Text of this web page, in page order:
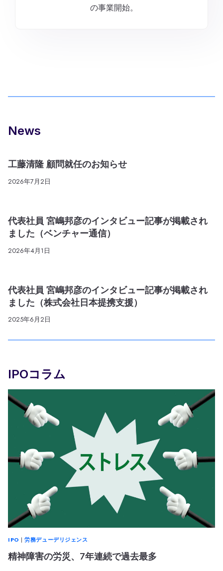
の事業開始。
News
工藤清隆 顧問就任のお知らせ
2026年7月2日
代表社員 宮嶋邦彦のインタビュー記事が掲載され
ました（ベンチャー通信）
2026年4月1日
代表社員 宮嶋邦彦のインタビュー記事が掲載され
ました（株式会社日本提携支援）
2025年6月2日
IPOコラム
IPO |労務デューデリジェンス
精神障害の労災、7年連続で過去最多